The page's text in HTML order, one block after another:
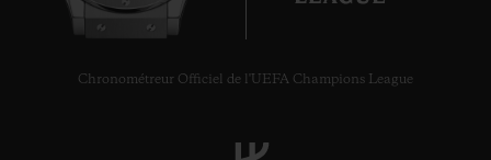
Chronométreur Officiel de l'UEFA Champions League